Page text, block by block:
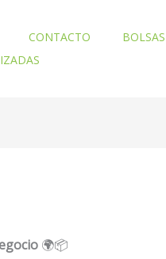
CONTACTO
🌍📦